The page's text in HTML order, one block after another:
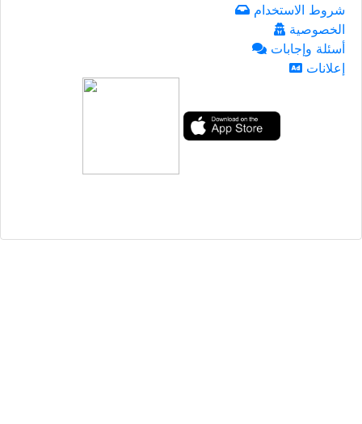
شروط الاستخدام
الخصوصية
أسئلة وإجابات
إعلانات